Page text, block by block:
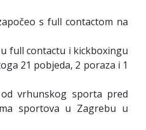
s full contactom na
full contactu i kickboxingu
21 pobjeda, 2 poraza i 1
vrhunskog sporta pred
sportova u Zagrebu u